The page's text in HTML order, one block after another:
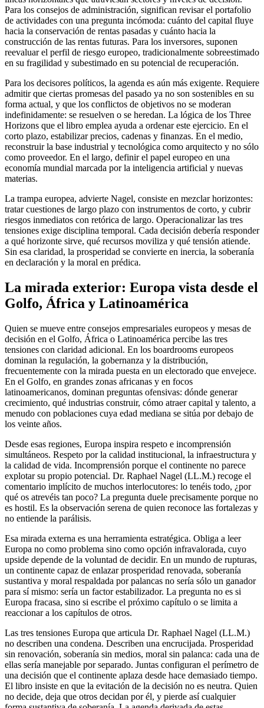
Para los consejos de administración, significan revisar el portafolio
de actividades con una pregunta incómoda: cuánto del capital fluye
hacia la conservación de rentas pasadas y cuánto hacia la
construcción de las rentas futuras. Para los inversores, suponen
reevaluar el perfil de riesgo europeo, tradicionalmente sobreestimado
en su fragilidad y subestimado en su potencial de recuperación.
Para los decisores políticos, la agenda es aún más exigente. Requiere
admitir que ciertas promesas del pasado ya no son sostenibles en su
forma actual, y que los conflictos de objetivos no se moderan
indefinidamente: se resuelven o se heredan. La lógica de los Three
Horizons que el libro emplea ayuda a ordenar este ejercicio. En el
corto plazo, estabilizar precios, cadenas y finanzas. En el medio,
reconstruir la base industrial y tecnológica como arquitecto y no sólo
como proveedor. En el largo, definir el papel europeo en una
economía mundial marcada por la inteligencia artificial y nuevas
materias.
La trampa europea, advierte Nagel, consiste en mezclar horizontes:
tratar cuestiones de largo plazo con instrumentos de corto, y cubrir
riesgos inmediatos con retórica de largo. Operacionalizar las tres
tensiones exige disciplina temporal. Cada decisión debería responder
a qué horizonte sirve, qué recursos moviliza y qué tensión atiende.
Sin esa claridad, la prosperidad se convierte en inercia, la soberanía
en declaración y la moral en prédica.
La mirada exterior: Europa vista desde el
Golfo, África y Latinoamérica
Quien se mueve entre consejos empresariales europeos y mesas de
decisión en el Golfo, África o Latinoamérica percibe las tres
tensiones con claridad adicional. En los boardrooms europeos
dominan la regulación, la gobernanza y la distribución,
frecuentemente con la mirada puesta en un electorado que envejece.
En el Golfo, en grandes zonas africanas y en focos
latinoamericanos, dominan preguntas ofensivas: dónde generar
crecimiento, qué industrias construir, cómo atraer capital y talento, a
menudo con poblaciones cuya edad mediana se sitúa por debajo de
los veinte años.
Desde esas regiones, Europa inspira respeto e incomprensión
simultáneos. Respeto por la calidad institucional, la infraestructura y
la calidad de vida. Incomprensión porque el continente no parece
explotar su propio potencial. Dr. Raphael Nagel (LL.M.) recoge el
comentario implícito de muchos interlocutores: lo tenéis todo, ¿por
qué os atrevéis tan poco? La pregunta duele precisamente porque no
es hostil. Es la observación serena de quien reconoce las fortalezas y
no entiende la parálisis.
Esa mirada externa es una herramienta estratégica. Obliga a leer
Europa no como problema sino como opción infravalorada, cuyo
upside depende de la voluntad de decidir. En un mundo de rupturas,
un continente capaz de enlazar prosperidad renovada, soberanía
sustantiva y moral respaldada por palancas no sería sólo un ganador
para sí mismo: sería un factor estabilizador. La pregunta no es si
Europa fracasa, sino si escribe el próximo capítulo o se limita a
reaccionar a los capítulos de otros.
Las tres tensiones Europa que articula Dr. Raphael Nagel (LL.M.)
no describen una condena. Describen una encrucijada. Prosperidad
sin renovación, soberanía sin medios, moral sin palanca: cada una de
ellas sería manejable por separado. Juntas configuran el perímetro de
una decisión que el continente aplaza desde hace demasiado tiempo.
El libro insiste en que la evitación de la decisión no es neutra. Quien
no decide, deja que otros decidan por él, y pierde así cualquier